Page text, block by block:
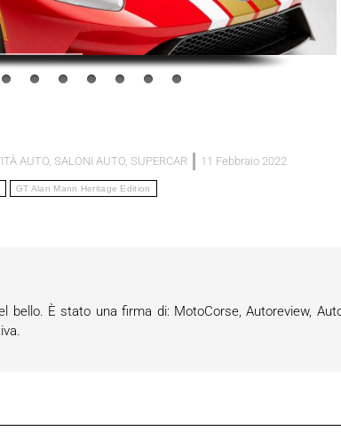
AUTO, SALONI AUTO, SUPERCAR 11 Febbraio 2022
GT Alan Mann Heritage Edition
bello. È stato una firma di: MotoCorse, Autoreview,